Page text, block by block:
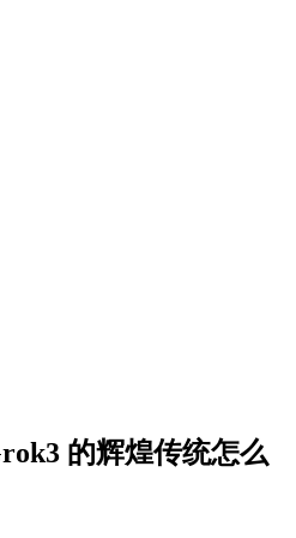
的辉煌传统怎么